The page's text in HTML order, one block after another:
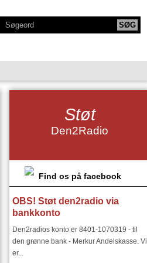
NY SERIE - BODYTALK
NY SERIE OM HAFNIA
KLANGKAMMERET
DEN2RADIO - SNART 18 ÅR
I ØSTEUROPA I 1900 TALLET
Støt
Den2Radio
Find os på facebook
OBS! Støt den2radio via
bankkonto
Den2radios konto er 8401-1070319 - til
den grønne bank - Merkur Andelskasse. Vi
er...